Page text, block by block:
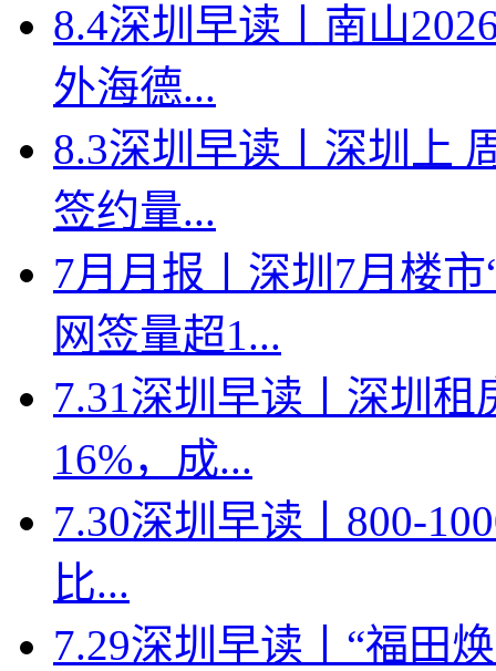
8.4深圳早读丨南山
外海德...
8.3深圳早读丨深圳上
签约量...
7月月报丨深圳7月楼
网签量超1...
7.31深圳早读丨深圳
16%，成...
7.30深圳早读丨800-
比...
7.29深圳早读丨“福田